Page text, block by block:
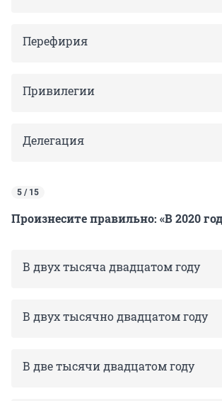
Перефирия
Привилегии
Делегация
5 / 15
Произнесите правильно: «В 2020
В двух тысяча двадцатом году
В двух тысячно двадцатом году
В две тысячи двадцатом году